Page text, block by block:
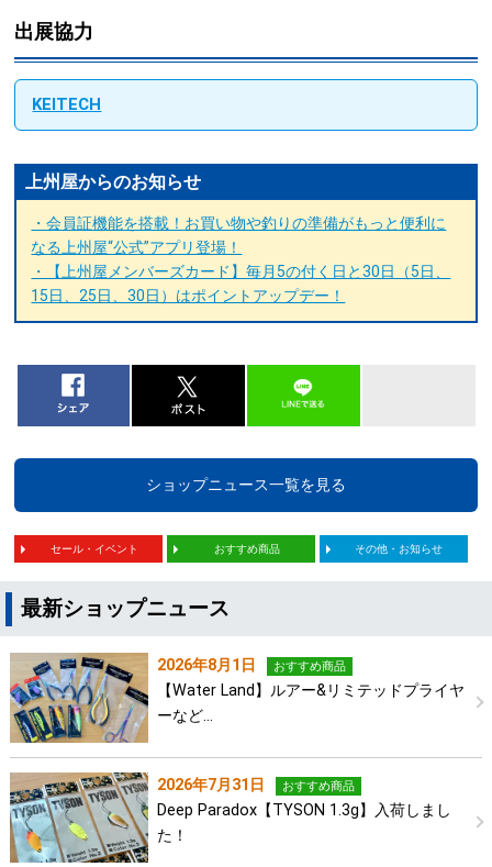
出展協力
KEITECH
上州屋からのお知らせ
・会員証機能を搭載！お買い物や釣りの準備がもっと便利に
なる上州屋“公式”アプリ登場！
・【上州屋メンバーズカード】毎月5の付く日と30日（5日、
15日、25日、30日）はポイントアップデー！
ショップニュース一覧を見る
セール・イベント おすすめ商品 その他・お知らせ
最新ショップニュース
2026年8月1日 おすすめ商品
【Water Land】ルアー&リミテッドプライヤ
ーなど…
2026年7月31日 おすすめ商品
Deep Paradox【TYSON 1.3g】入荷しまし
た！